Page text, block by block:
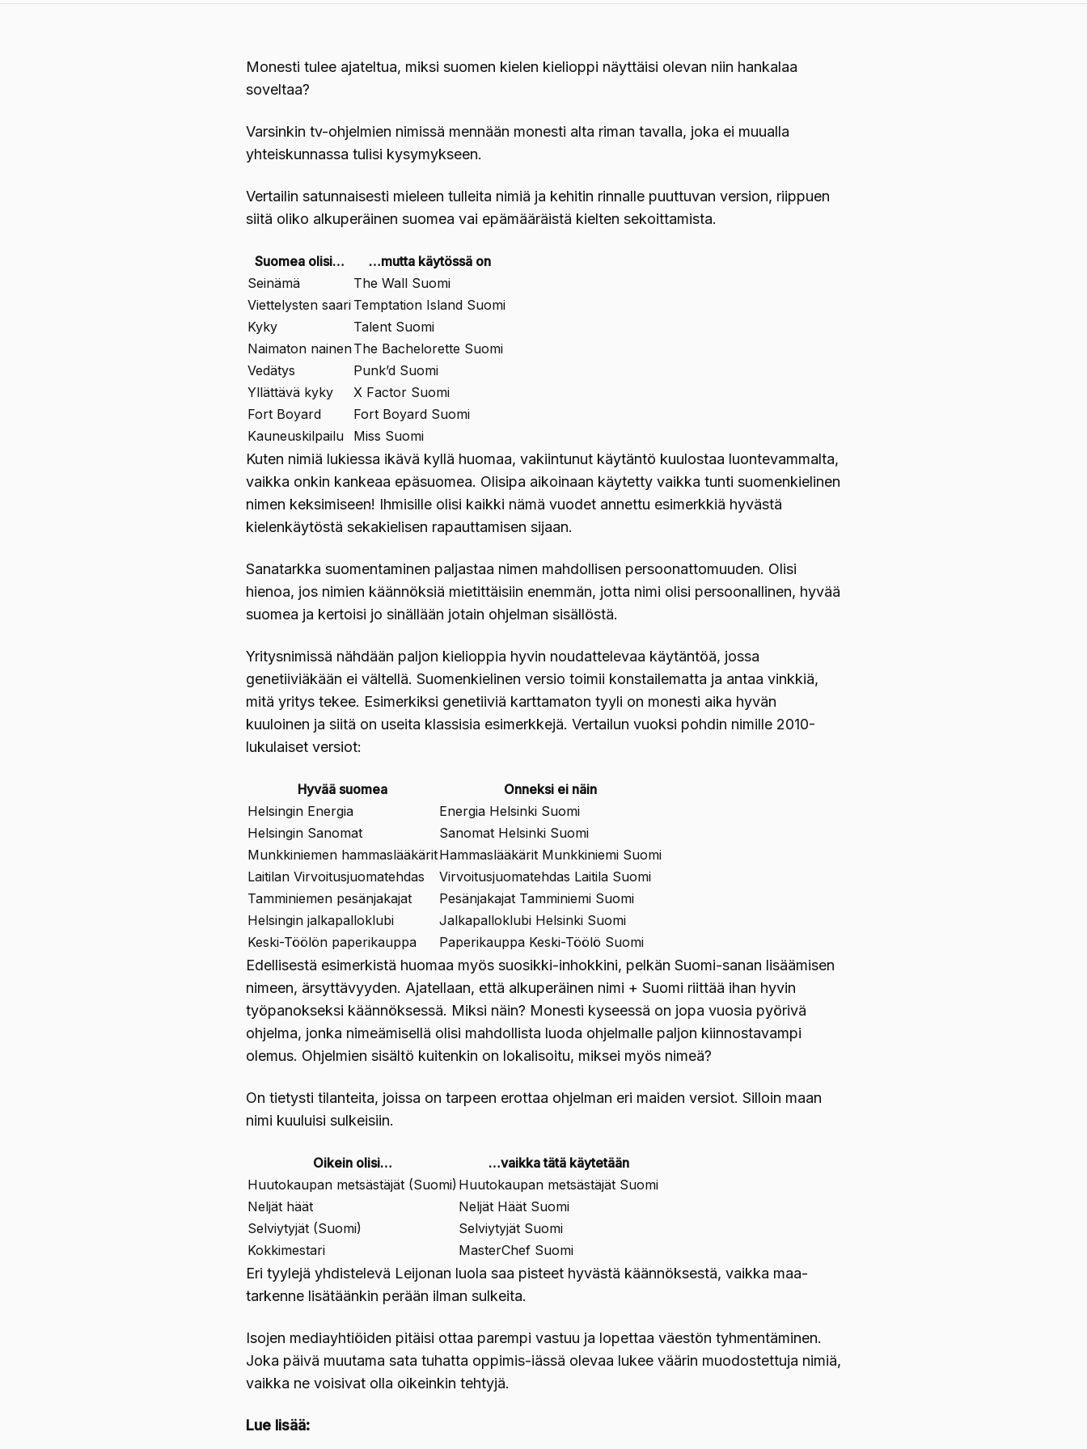
Monesti tulee ajateltua, miksi suomen kielen kielioppi näyttäisi olevan niin hankalaa
soveltaa?
Varsinkin tv-ohjelmien nimissä mennään monesti alta riman tavalla, joka ei muualla
yhteiskunnassa tulisi kysymykseen.
Vertailin satunnaisesti mieleen tulleita nimiä ja kehitin rinnalle puuttuvan version, riippuen
siitä oliko alkuperäinen suomea vai epämääräistä kielten sekoittamista.
Suomea olisi…
…mutta käytössä on
Seinämä
The Wall Suomi
Viettelysten saari Temptation Island Suomi
Kyky
Talent Suomi
Naimaton nainenThe Bachelorette Suomi
Vedätys
Punk’d Suomi
Yllättävä kyky
X Factor Suomi
Fort Boyard
Fort Boyard Suomi
Kauneuskilpailu
Miss Suomi
Kuten nimiä lukiessa ikävä kyllä huomaa, vakiintunut käytäntö kuulostaa luontevammalta,
vaikka onkin kankeaa epäsuomea. Olisipa aikoinaan käytetty vaikka tunti suomenkielinen
nimen keksimiseen! Ihmisille olisi kaikki nämä vuodet annettu esimerkkiä hyvästä
kielenkäytöstä sekakielisen rapauttamisen sijaan.
Sanatarkka suomentaminen paljastaa nimen mahdollisen persoonattomuuden. Olisi
hienoa, jos nimien käännöksiä mietittäisiin enemmän, jotta nimi olisi persoonallinen, hyvää
suomea ja kertoisi jo sinällään jotain ohjelman sisällöstä.
Yritysnimissä nähdään paljon kielioppia hyvin noudattelevaa käytäntöä, jossa
genetiiviäkään ei vältellä. Suomenkielinen versio toimii konstailematta ja antaa vinkkiä,
mitä yritys tekee. Esimerkiksi genetiiviä karttamaton tyyli on monesti aika hyvän
kuuloinen ja siitä on useita klassisia esimerkkejä. Vertailun vuoksi pohdin nimille 2010-
lukulaiset versiot:
Hyvää suomea
Onneksi ei näin
Helsingin Energia
Energia Helsinki Suomi
Helsingin Sanomat
Sanomat Helsinki Suomi
Munkkiniemen hammaslääkäritHammaslääkärit Munkkiniemi Suomi
Laitilan Virvoitusjuomatehdas
Virvoitusjuomatehdas Laitila Suomi
Tamminiemen pesänjakajat
Pesänjakajat Tamminiemi Suomi
Helsingin jalkapalloklubi
Jalkapalloklubi Helsinki Suomi
Keski-Töölön paperikauppa
Paperikauppa Keski-Töölö Suomi
Edellisestä esimerkistä huomaa myös suosikki-inhokkini, pelkän Suomi-sanan lisäämisen
nimeen, ärsyttävyyden. Ajatellaan, että alkuperäinen nimi + Suomi riittää ihan hyvin
työpanokseksi käännöksessä. Miksi näin? Monesti kyseessä on jopa vuosia pyörivä
ohjelma, jonka nimeämisellä olisi mahdollista luoda ohjelmalle paljon kiinnostavampi
olemus. Ohjelmien sisältö kuitenkin on lokalisoitu, miksei myös nimeä?
On tietysti tilanteita, joissa on tarpeen erottaa ohjelman eri maiden versiot. Silloin maan
nimi kuuluisi sulkeisiin.
Oikein olisi…
…vaikka tätä käytetään
Huutokaupan metsästäjät (Suomi) Huutokaupan metsästäjät Suomi
Neljät häät
Neljät Häät Suomi
Selviytyjät (Suomi)
Selviytyjät Suomi
Kokkimestari
MasterChef Suomi
Eri tyylejä yhdistelevä Leijonan luola saa pisteet hyvästä käännöksestä, vaikka maa-
tarkenne lisätäänkin perään ilman sulkeita.
Isojen mediayhtiöiden pitäisi ottaa parempi vastuu ja lopettaa väestön tyhmentäminen.
Joka päivä muutama sata tuhatta oppimis-iässä olevaa lukee väärin muodostettuja nimiä,
vaikka ne voisivat olla oikeinkin tehtyjä.
Lue lisää: